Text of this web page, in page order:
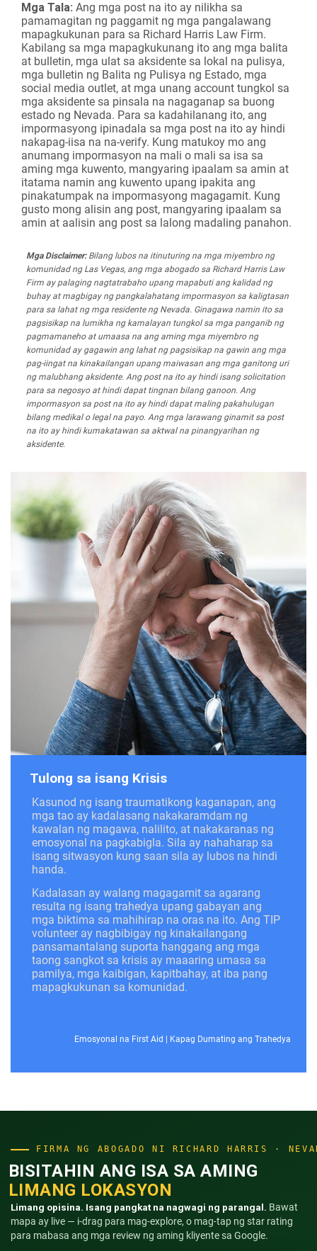
Mga Tala: Ang mga post na ito ay nilikha sa
pamamagitan ng paggamit ng mga pangalawang
mapagkukunan para sa Richard Harris Law Firm.
Kabilang sa mga mapagkukunang ito ang mga balita
at bulletin, mga ulat sa aksidente sa lokal na pulisya,
mga bulletin ng Balita ng Pulisya ng Estado, mga
social media outlet, at mga unang account tungkol sa
mga aksidente sa pinsala na nagaganap sa buong
estado ng Nevada. Para sa kadahilanang ito, ang
impormasyong ipinadala sa mga post na ito ay hindi
nakapag-iisa na na-verify. Kung matukoy mo ang
anumang impormasyon na mali o mali sa isa sa
aming mga kuwento, mangyaring ipaalam sa amin at
itatama namin ang kuwento upang ipakita ang
pinakatumpak na impormasyong magagamit. Kung
gusto mong alisin ang post, mangyaring ipaalam sa
amin at aalisin ang post sa lalong madaling panahon.
Mga Disclaimer:Bilang lubos na itinuturing na mga miyembro ng
komunidad ng Las Vegas, ang mga abogado sa Richard Harris Law
Firm ay palaging nagtatrabaho upang mapabuti ang kalidad ng
buhay at magbigay ng pangkalahatang impormasyon sa kaligtasan
para sa lahat ng mga residente ng Nevada. Ginagawa namin ito sa
pagsisikap na lumikha ng kamalayan tungkol sa mga panganib ng
pagmamaneho at umaasa na ang aming mga miyembro ng
komunidad ay gagawin ang lahat ng pagsisikap na gawin ang mga
pag-iingat na kinakailangan upang maiwasan ang mga ganitong uri
ng malubhang aksidente. Ang post na ito ay hindi isang solicitation
para sa negosyo at hindi dapat tingnan bilang ganoon. Ang
impormasyon sa post na ito ay hindi dapat maling pakahulugan
bilang medikal o legal na payo. Ang mga larawang ginamit sa post
na ito ay hindi kumakatawan sa aktwal na pinangyarihan ng
aksidente.
Tulong sa isang Krisis
Kasunod ng isang traumatikong kaganapan, ang
mga tao ay kadalasang nakakaramdam ng
kawalan ng magawa, nalilito, at nakakaranas ng
emosyonal na pagkabigla. Sila ay nahaharap sa
isang sitwasyon kung saan sila ay lubos na hindi
handa.
Kadalasan ay walang magagamit sa agarang
resulta ng isang trahedya upang gabayan ang
mga biktima sa mahihirap na oras na ito. Ang TIP
volunteer ay nagbibigay ng kinakailangang
pansamantalang suporta hanggang ang mga
taong sangkot sa krisis ay maaaring umasa sa
pamilya, mga kaibigan, kapitbahay, at iba pang
mapagkukunan sa komunidad.
Emosyonal na First Aid Kapag Dumating ang Trahedya
FIRMA NG ABOGADO NI RICHARD HARRIS ·
BISITAHIN ANG ISA SA AMING
LIMANG LOKASYON
Limang opisina. Isang pangkat na nagwagi ng parangal. Bawat
mapa ay live — i-drag para mag-explore, o mag-tap ng star rating
para mabasa ang mga review ng aming kliyente sa Google.